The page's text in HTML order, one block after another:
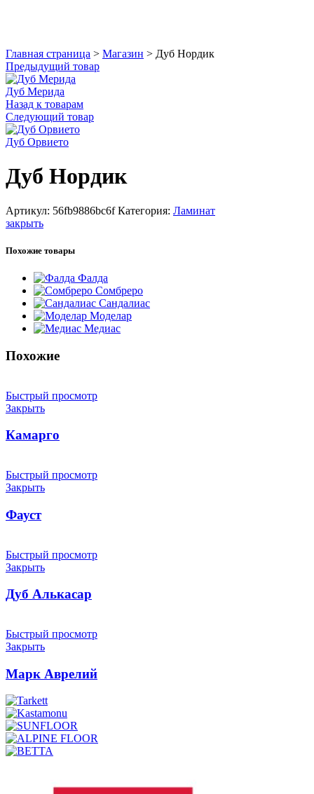
Главная страница > Магазин > Дуб Нордик
Предыдущий товар
Дуб Мерида
Назад к товарам
Следующий товар
Дуб Орвието
Дуб Нордик
Артикул: 56fb9886bc6f Категория: Ламинат
закрыть
Похожие товары
Фалда
Сомбреро
Сандалиас
Моделар
Медиас
Похожие
Быстрый просмотр
Закрыть
Камарго
Быстрый просмотр
Закрыть
Фауст
Быстрый просмотр
Закрыть
Дуб Алькасар
Быстрый просмотр
Закрыть
Марк Аврелий